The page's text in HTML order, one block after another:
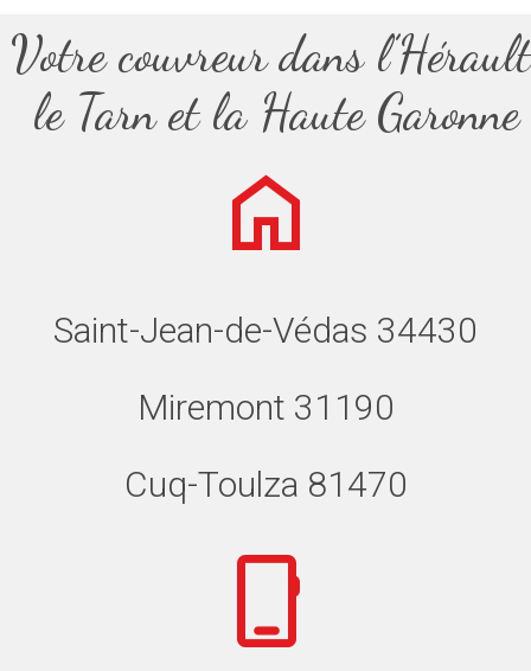
Votre couvreur dans
le Tarn et la Haute Garonne
Saint-Jean-de-Védas 34430
Miremont 31190
Cuq-Toulza 81470